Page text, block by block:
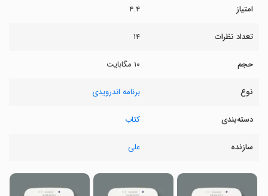
امتیاز ۴.۴
تعداد نظرات ۱۴
حجم ۱۰ مگابایت
نوع برنامه اندرویدی
دسته‌بندی کتاب
سازنده علی